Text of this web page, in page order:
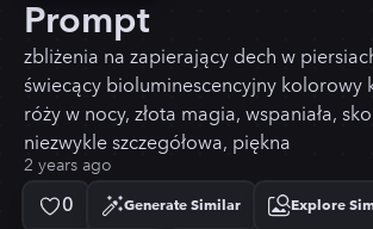
Prompt
zbliżenia na zapierający dech w
świecący bioluminescencyjny kolorowy
róży w nocy, złota magia, wspaniała,
niezwykle szczegółowa, piękna
2 years ago
0 Generate Similar Explore